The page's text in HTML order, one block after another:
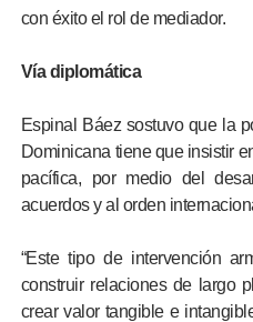
con éxito el rol de mediador.
Vía diplomática
Espinal Báez sostuvo que la
Dominicana tiene que insistir
pacífica, por medio del
acuerdos y al orden
“Este tipo de intervención
construir relaciones de largo
crear valor tangible e